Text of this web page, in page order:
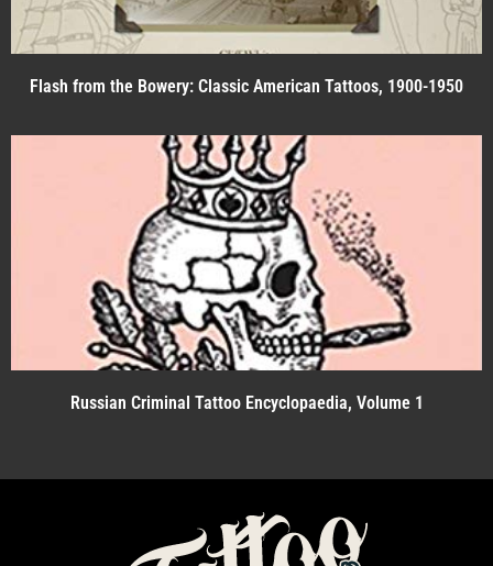
Flash from the Bowery: Classic American Tattoos, 1900-1950
Russian Criminal Tattoo Encyclopaedia, Volume 1